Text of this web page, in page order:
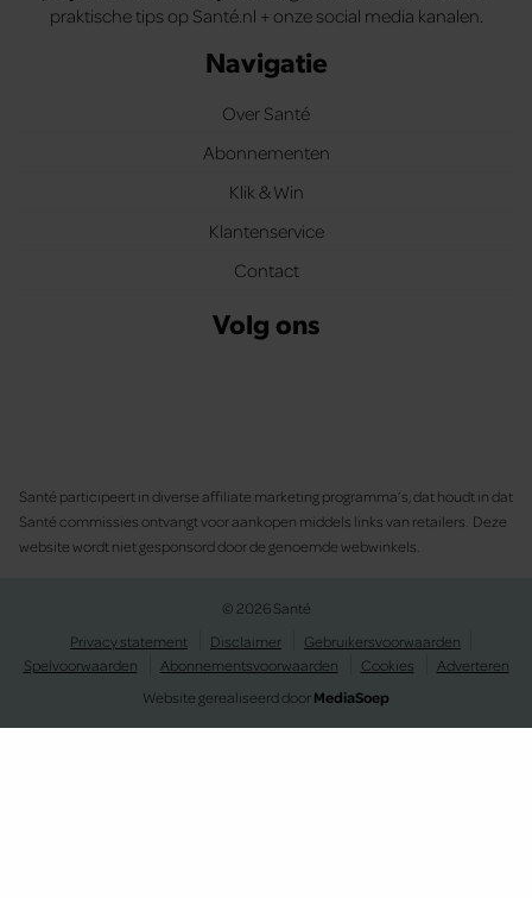
praktische tips op Santé.nl + onze social media kanalen.
Navigatie
Over Santé
Abonnementen
Klik & Win
Klantenservice
Contact
Volg ons
Santé participeert in diverse affiliate marketing programma’s, dat houdt in dat
Santé commissies ontvangt voor aankopen middels links van retailers. Deze
website wordt niet gesponsord door de genoemde webwinkels.
© 2026 Santé
Privacy statement
Disclaimer
Gebruikersvoorwaarden
Spelvoorwaarden
Abonnementsvoorwaarden Cookies
Adverteren
Website gerealiseerd doorMediaSoep